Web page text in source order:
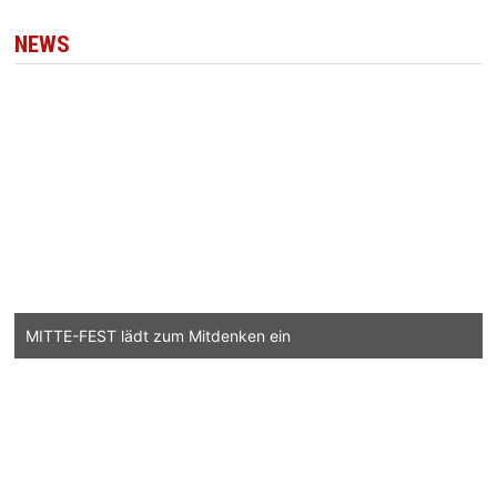
NEWS
MITTE-FEST lädt zum Mitdenken ein